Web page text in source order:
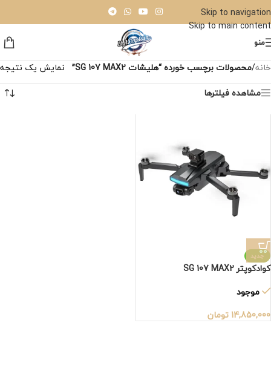
Skip to navigation
Skip to main content
منو
خانه/محصولات برچسب خورده “هلیشات SG 107 MAX2”
نمایش یک نتیجه
مشاهده فیلترها
جدید
کوادکوپتر SG 107 MAX2
موجود
14,850,000 تومان